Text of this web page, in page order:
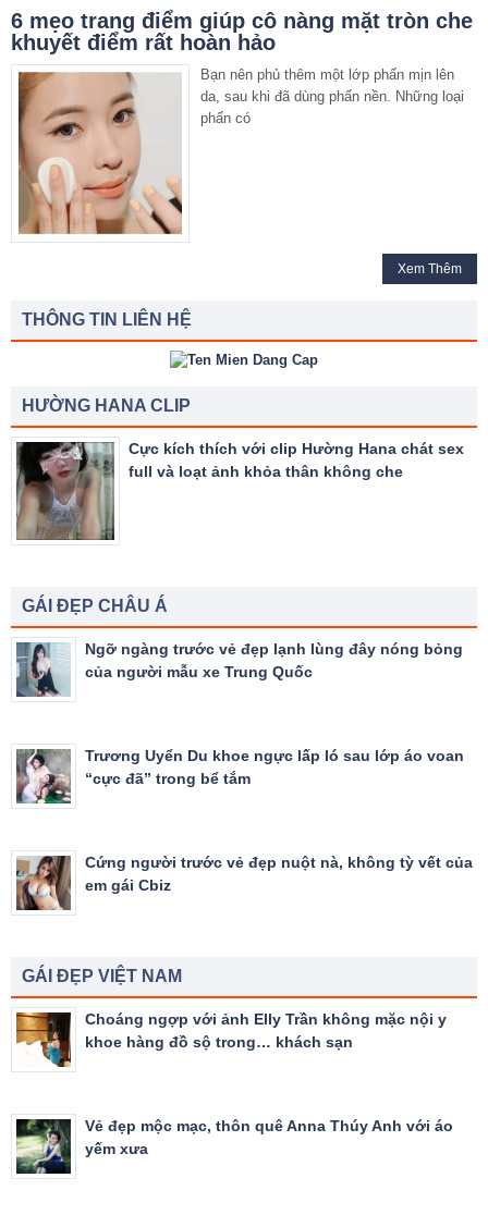
6 mẹo trang điểm giúp cô nàng mặt tròn che
khuyết điểm rất hoàn hảo
Bạn nên phủ thêm một lớp phấn mịn lên
da, sau khi đã dùng phấn nền. Những loại
phấn có
Xem Thêm
THÔNG TIN LIÊN HỆ
HƯỜNG HANA CLIP
Cực kích thích với clip Hường Hana chát sex
full và loạt ảnh khỏa thân không che
GÁI ĐẸP CHÂU Á
Ngỡ ngàng trước vẻ đẹp lạnh lùng đây nóng bỏng
của người mẫu xe Trung Quốc
Trương Uyển Du khoe ngực lấp ló sau lớp áo voan
“cực đã” trong bể tắm
Cứng người trước vẻ đẹp nuột nà, không tỳ vết của
em gái Cbiz
GÁI ĐẸP VIỆT NAM
Choáng ngợp với ảnh Elly Trần không mặc nội y
khoe hàng đồ sộ trong… khách sạn
Vẻ đẹp mộc mạc, thôn quê Anna Thúy Anh với áo
yếm xưa